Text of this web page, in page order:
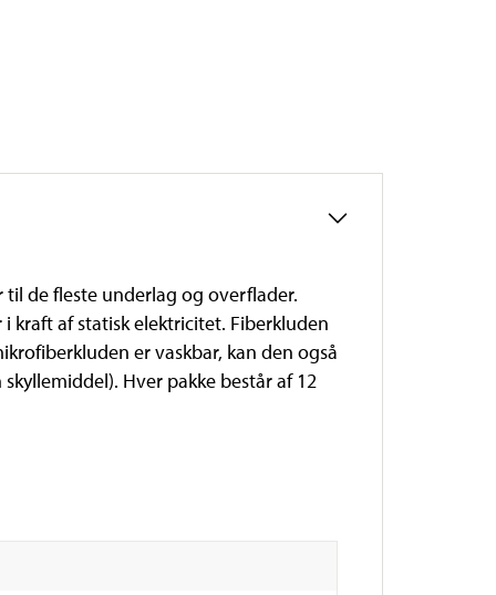
de fleste underlag og overflader.
af statisk elektricitet. Fiberkluden
er vaskbar, kan den også
Hver pakke består af 12